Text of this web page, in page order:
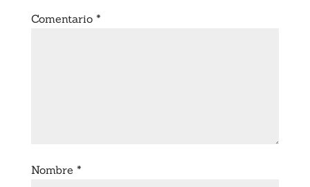
Comentario *
Nombre *